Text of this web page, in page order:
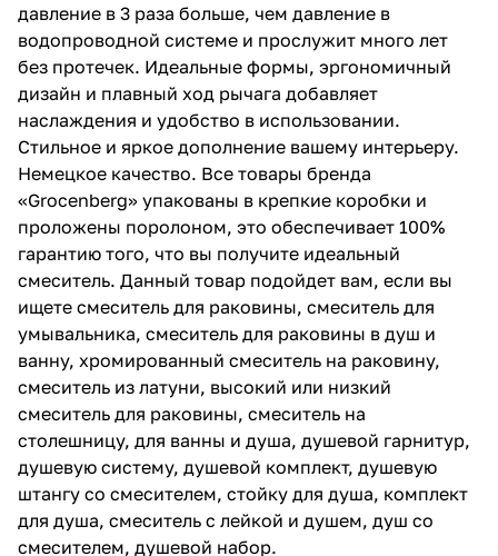
давление в 3 раза больше, чем давление в
водопроводной системе и прослужит много лет
без протечек. Идеальные формы, эргономичный
дизайн и плавный ход рычага добавляет
наслаждения и удобство в использовании.
Стильное и яркое дополнение вашему интерьеру.
Немецкое качество. Все товары бренда
«Grocenberg» упакованы в крепкие коробки и
проложены поролоном, это обеспечивает 100%
гарантию того, что вы получите идеальный
смеситель. Данный товар подойдет вам, если вы
ищете смеситель для раковины, смеситель для
умывальника, смеситель для раковины в душ и
ванну, хромированный смеситель на раковину,
смеситель из латуни, высокий или низкий
смеситель для раковины, смеситель на
столешницу, для ванны и душа, душевой гарнитур,
душевую систему, душевой комплект, душевую
штангу со смесителем, стойку для душа, комплект
для душа, смеситель с лейкой и душем, душ со
смесителем, душевой набор.